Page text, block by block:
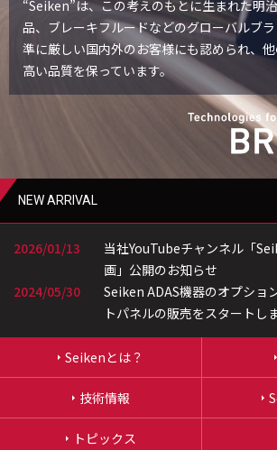
“Seiken”は、この考えのもとに生まれた明
品、ブレーキフルードなどのグローバルブ
準に厳しい国内外のお客様にも認められ、
高い品質を保っています。
NEW ARRIVAL
2026/01/13
当社YouTubeチャンネル「
画」公開のお知らせ
2024/05/30
Seiken ADAS機器のオプショ
トパネルの販売をスタートし
Seikenとは？
技術情報
トピックス